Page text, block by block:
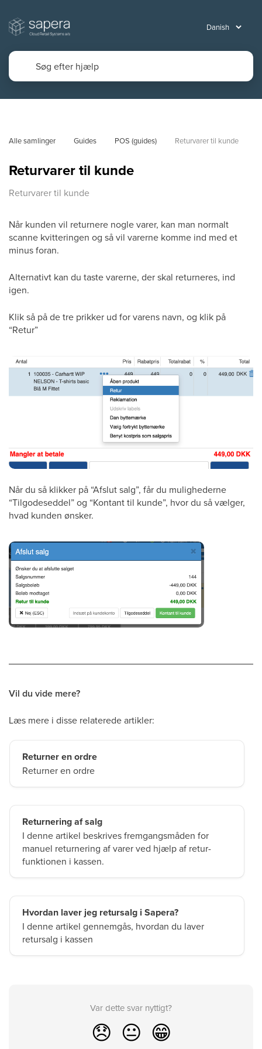
Alle samlinger Guides POS (guides) Returvarer til kunde
Returvarer til kunde
Returvarer til kunde
Når kunden vil returnere nogle varer, kan man normalt
scanne kvitteringen og så vil varerne komme ind med et
minus foran.
Alternativt kan du taste varerne, der skal returneres, ind
igen.
Klik så på de tre prikker ud for varens navn, og klik på
“Retur”
Når du så klikker på “Afslut salg”, får du mulighederne
“Tilgodeseddel” og “Kontant til kunde”, hvor du så vælger,
hvad kunden ønsker.
Vil du vide mere?
Læs mere i disse relaterede artikler:
Returner en ordre
Returner en ordre
Returnering af salg
I denne artikel beskrives fremgangsmåden for
manuel returnering af varer ved hjælp af retur-
funktionen i kassen.
Hvordan laver jeg retursalg i Sapera?
I denne artikel gennemgås, hvordan du laver
retursalg i kassen
Var dette svar nyttigt?
😞 😐 😁